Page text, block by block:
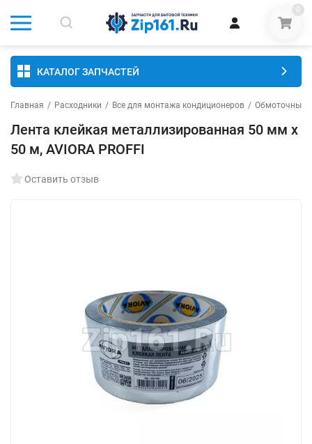
0
КАТАЛОГ ЗАПЧАСТЕЙ
Главная / Расходники / Все для монтажа кондиционеров / Обмоточные
Лента клейкая металлизированная 50 мм x
50 м, AVIORA PROFFI
Оставить отзыв